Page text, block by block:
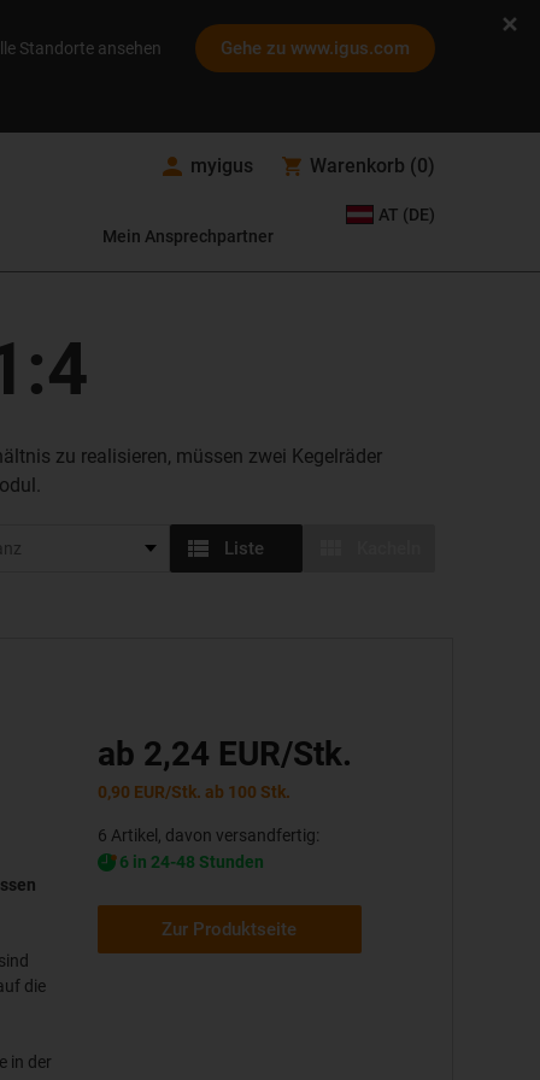
Standorte ansehen Gehe zu www.igus.com
myigus Warenkorb (0)
Mein Ansprechpartner
AT (DE)
zu realisieren, müssen zwei Kegelräder
Liste
die
in der
ab 2,24 EUR/Stk.
0,90 EUR/Stk. ab 100 Stk.
6 Artikel, davon versandfertig:
6 in 24-48 Stunden
Zur Produktseite